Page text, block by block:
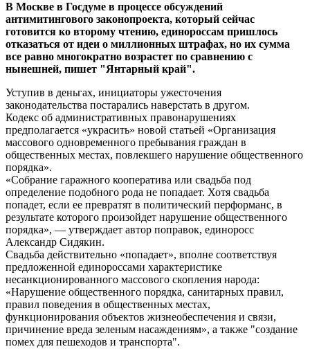
В Москве в Госдуме в процессе обсуждений
антимитингового законопроекта, который сейчас
готовится ко второму чтению, единороссам пришлось
отказаться от идеи о миллионных штрафах, но их сумма
все равно многократно возрастет по сравнению с
нынешней, пишет "Янтарный край".
Уступив в деньгах, инициаторы ужесточения
законодательства постарались наверстать в другом.
Кодекс об административных правонарушениях
предполагается «украсить» новой статьей «Организация
массового одновременного пребывания граждан в
общественных местах, повлекшего нарушение общественного
порядка».
«Собрание гаражного кооператива или свадьба под
определение подобного рода не попадает. Хотя свадьба
попадет, если ее превратят в политический перформанс, в
результате которого произойдет нарушение общественного
порядка», — утверждает автор поправок, единоросс
Александр Сидякин.
Свадьба действительно «попадает», вполне соответствуя
предложенной единороссами характеристике
несанкционированного массового скопления народа:
«Нарушение общественного порядка, санитарных правил,
правил поведения в общественных местах,
функционирования объектов жизнеобеспечения и связи,
причинение вреда зеленым насаждениям», а также "создание
помех для пешеходов и транспорта".